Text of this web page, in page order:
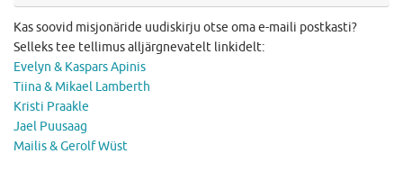
Kas soovid misjonäride uudiskirju otse oma e-maili postkasti?
Selleks tee tellimus alljärgnevatelt linkidelt:
Evelyn & Kaspars Apinis
Tiina & Mikael Lamberth
Kristi Praakle
Jael Puusaag
Mailis & Gerolf Wüst